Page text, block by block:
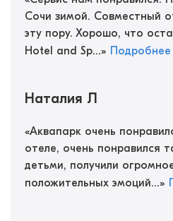
Сочи зимой. Совместный
эту пору. Хорошо, что
Hotel and Sp...» Подробнее
Наталия Л
«Аквапарк очень
отеле, очень понравился
детьми, получили
положительных эмоций...»